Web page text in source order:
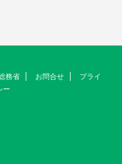
務省 お問合せ
プライ
ー